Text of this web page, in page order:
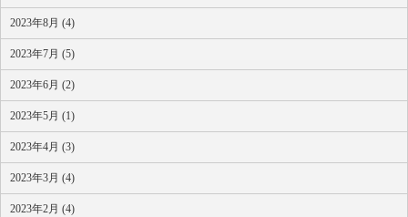
2023年8月 (4)
2023年7月 (5)
2023年6月 (2)
2023年5月 (1)
2023年4月 (3)
2023年3月 (4)
2023年2月 (4)